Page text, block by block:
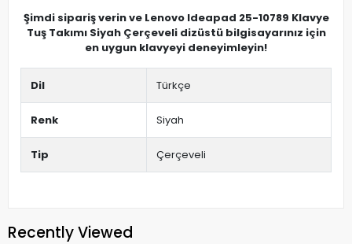
Şimdi sipariş verin ve Lenovo Ideapad 25-10789 Klavye
Tuş Takımı Siyah Çerçeveli dizüstü bilgisayarınız için
en uygun klavyeyi deneyimleyin!
Dil Türkçe
Renk Siyah
Tip Çerçeveli
Recently Viewed